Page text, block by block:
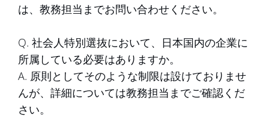
は、教務担当までお問い合わせください。
Q. 社会人特別選抜において、日本国内の企業に
所属している必要はありますか。
A. 原則としてそのような制限は設けておりませ
んが、詳細については教務担当までご確認くだ
さい。